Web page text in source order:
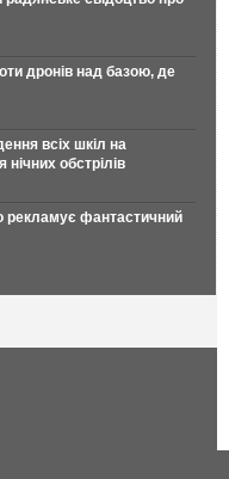
дронів над базою, де
всіх шкіл на
обстрілів
рекламує фантастичний